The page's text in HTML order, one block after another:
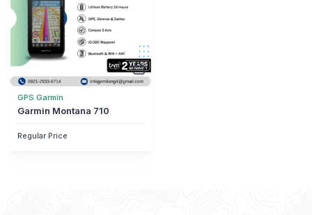
GPS Garmin
Garmin Montana 710
Regular Price